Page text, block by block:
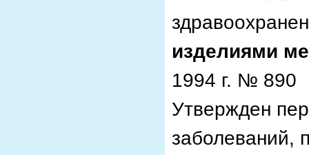
изделиями
1994 г. № 890
Утвержден
заболеваний,